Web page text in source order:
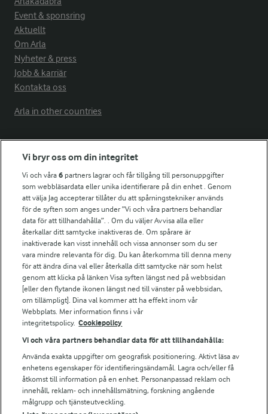
Event & sponsring
Aktuellt
Om Arla
Nyheter & press
Jobb & karriär
Kontakta oss
Arla in other countries
Fler Arlasajter
För ägare
Arlas kundportal
Arla.com
Falbygdens Ost
Arla webbshop
Bildbank
Följ oss
Vi bryr oss om din integritet
Vi och våra6 partners lagrar och får tillgång till personuppgifter
som webbläsardata eller unika identifierare på din enhet . Genom
att välja Jag accepterar tillåter du att spårningstekniker används
för de syften som anges under ”Vi och våra partners behandlar
data för att tillhandahålla”. . Om du väljer Avvisa alla eller
återkallar ditt samtycke inaktiveras de. Om spårare är
inaktiverade kan visst innehåll och vissa annonser som du ser
vara mindre relevanta för dig. Du kan återkomma till denna meny
för att ändra dina val eller återkalla ditt samtycke när som helst
genom att klicka på länken Visa syften längst ned på webbsidan
[eller den flytande ikonen längst ned till vänster på webbsidan,
om tillämpligt]. Dina val kommer att ha effekt inom vår
Webbplats. Mer information finns i vår
integritetspolicy. Cookiepolicy
Vi och våra partners behandlar data för att tillhandahålla:
Använda exakta uppgifter om geografisk positionering. Aktivt läsa av
enhetens egenskaper för identifieringsändamål. Lagra och/eller få
åtkomst till information på en enhet. Personanpassad reklam och
innehåll, reklam- och innehållsmätning, forskning angående
målgrupp och tjänsteutveckling.